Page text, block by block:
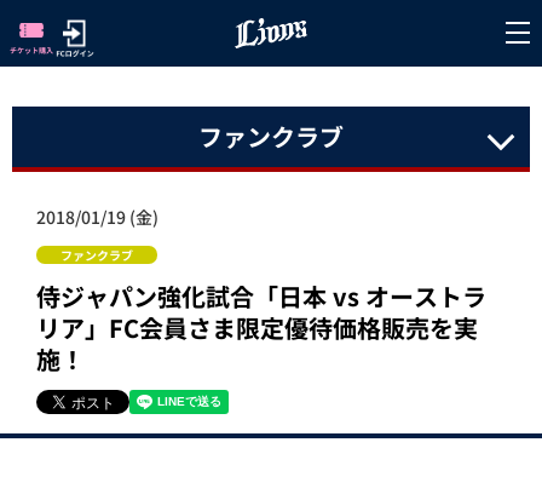
ファンクラブ
2018/01/19 (金)
ファンクラブ
侍ジャパン強化試合「日本 vs オーストラ
リア」FC会員さま限定優待価格販売を実
施！